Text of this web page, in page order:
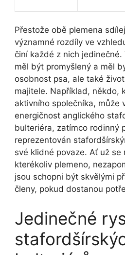
Přestože obě plemena
významné rozdíly ve
činí každé z nich
měl být promyšlený a měl
osobnost psa, ale také
majitele. Například, někdo,
aktivního společníka, může
energičnost anglického
bulteriéra, zatímco rodinný
reprezentován
své klidné povaze. Ať už se
kterékoliv plemeno,
jsou schopni být skvělými
členy, pokud dostanou
Jedinečné